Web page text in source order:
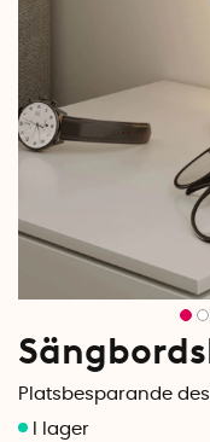
Platsbesparande